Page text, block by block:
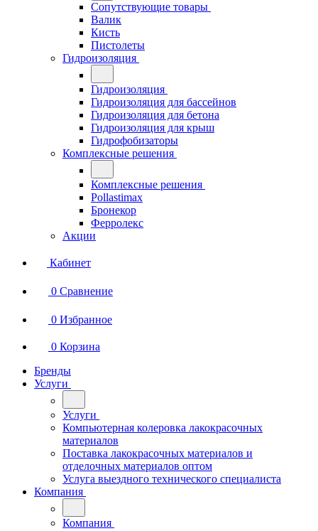
Сопутствующие товары
Валик
Кисть
Пистолеты
Гидроизоляция
Гидроизоляция
Гидроизоляция для бассейнов
Гидроизоляция для бетона
Гидроизоляция для крыш
Гидрофобизаторы
Комплексные решения
Комплексные решения
Pollastimax
Бронекор
Ферролекс
Акции
Кабинет
0 Сравнение
0 Избранное
0 Корзина
Бренды
Услуги
Услуги
Компьютерная колеровка лакокрасочных
материалов
Поставка лакокрасочных материалов и
отделочных материалов оптом
Услуга выездного технического специалиста
Компания
Компания